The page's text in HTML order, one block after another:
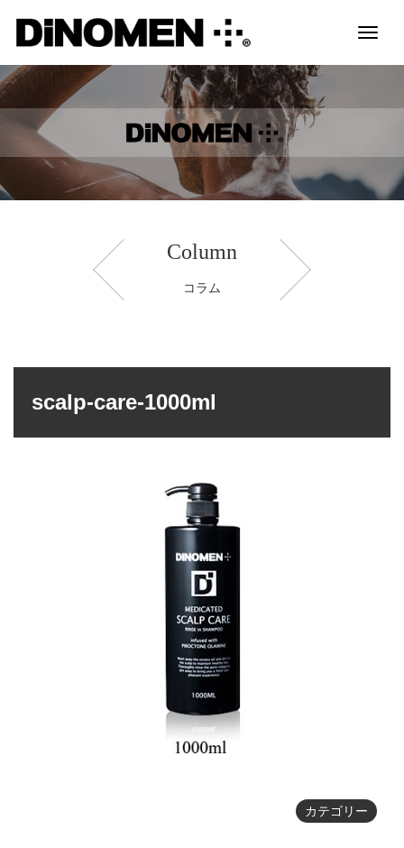
Toggle
Column
コラム
scalp-care-1000ml
カテゴリー